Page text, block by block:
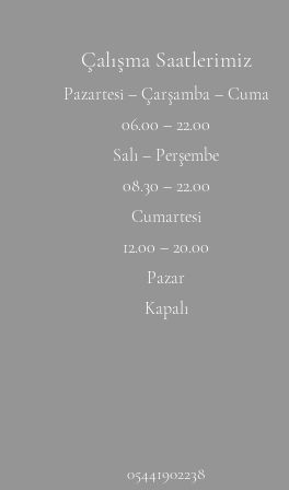
Çalışma Saatlerimiz
Pazartesi – Çarşamba – Cuma
06.00 – 22.00
Salı – Perşembe
08.30 – 22.00
Cumartesi
12.00 – 20.00
Pazar
Kapalı
05441902238